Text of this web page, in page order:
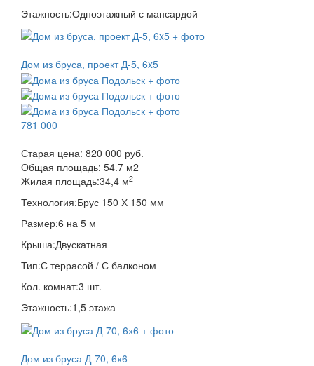
Этажность:Одноэтажный с мансардой
Дом из бруса, проект Д-5, 6x5
781 000
Старая цена: 820 000 руб.
Общая площадь: 54.7 м2
Жилая площадь:34,4 м2
Технология:Брус 150 Х 150 мм
Размер:6 на 5 м
Крыша:Двускатная
Тип:С террасой / С балконом
Кол. комнат:3 шт.
Этажность:1,5 этажа
Дом из бруса Д-70, 6х6